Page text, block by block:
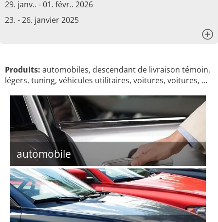
29. janv.. - 01. févr.. 2026
23. - 26. janvier 2025
Produits: automobiles, descendant de livraison témoin,
légers, tuning, véhicules utilitaires, voitures, voitures, …
automobile